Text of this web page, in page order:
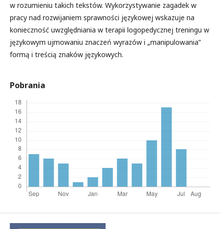
w rozumieniu takich tekstów. Wykorzystywanie zagadek w
pracy nad rozwijaniem sprawności językowej wskazuje na
konieczność uwzględniania w terapii logopedycznej treningu w
językowym ujmowaniu znaczeń wyrazów i „manipulowania”
formą i treścią znaków językowych.
Pobrania